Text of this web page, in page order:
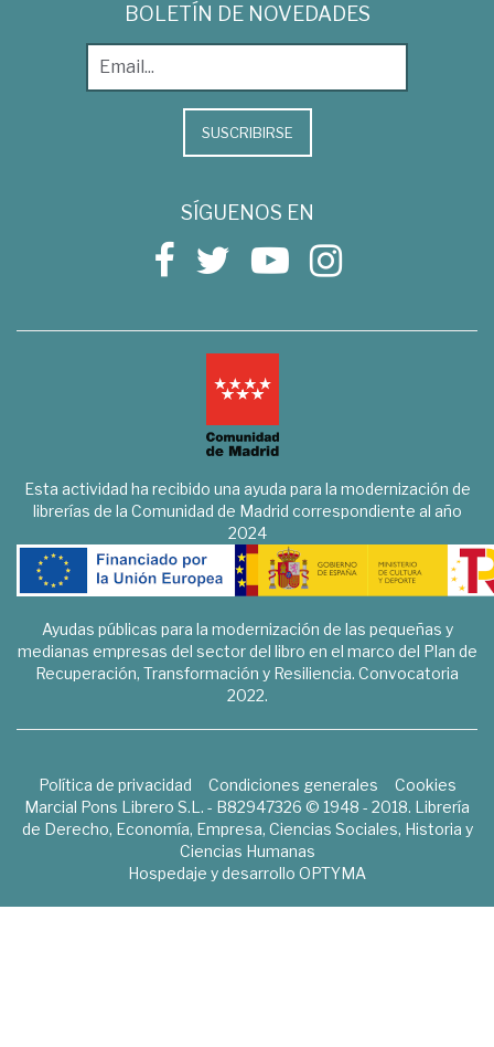
BOLETÍN DE NOVEDADES
SUSCRIBIRSE
SÍGUENOS EN
Esta actividad ha recibido una ayuda para la modernización de
librerías de la Comunidad de Madrid correspondiente al año
2024
Ayudas públicas para la modernización de las pequeñas y
medianas empresas del sector del libro en el marco del Plan de
Recuperación, Transformación y Resiliencia. Convocatoria
2022.
Política de privacidad Condiciones generales
Cookies
Marcial Pons Librero S.L. - B82947326 © 1948 - 2018. Librería
de Derecho, Economía, Empresa, Ciencias Sociales, Historia y
Ciencias Humanas
Hospedaje y desarrollo OPTYMA